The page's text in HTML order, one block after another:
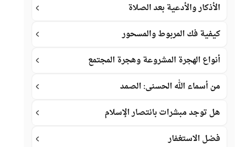
الأذكار والأدعية بعد الصلاة
كيفية فك المربوط والمسحور
أنواع الهجرة المشروعة وهجرة المجتمع
من أسماء الله الحسنى: الصمد
هل توجد مبشرات بانتصار الإسلام
فضل الاستغفار